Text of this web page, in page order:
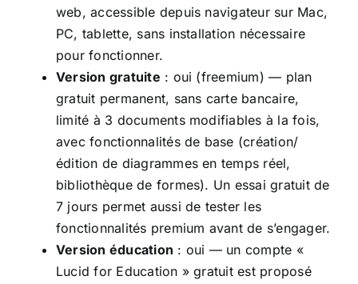
web, accessible depuis navigateur sur Mac,
PC, tablette, sans installation nécessaire
pour fonctionner.
Version gratuite : oui (freemium) — plan
gratuit permanent, sans carte bancaire,
limité à 3 documents modifiables à la fois,
avec fonctionnalités de base (création/
édition de diagrammes en temps réel,
bibliothèque de formes). Un essai gratuit de
7 jours permet aussi de tester les
fonctionnalités premium avant de s’engager.
Version éducation : oui — un compte «
Lucid for Education » gratuit est proposé